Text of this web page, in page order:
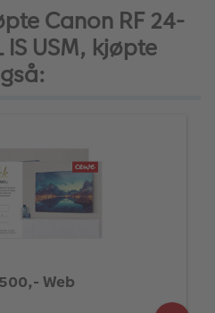
Canon RF 24-
USM, kjøpte
Web